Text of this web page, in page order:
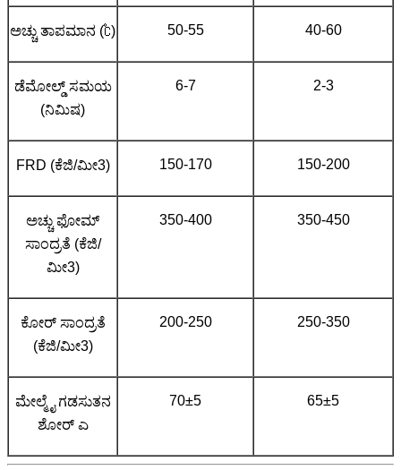
ಅಚ್ಚು ತಾಪಮಾನ (℃) 50-55 40-60
ಡೆಮೋಲ್ಡ್ ಸಮಯ
(ನಿಮಿಷ)
6-7 2-3
FRD (ಕೆಜಿ/ಮೀ3) 150-170 150-200
ಅಚ್ಚು ಫೋಮ್
ಸಾಂದ್ರತೆ (ಕೆಜಿ/
ಮೀ3)
350-400 350-450
ಕೋರ್ ಸಾಂದ್ರತೆ
(ಕೆಜಿ/ಮೀ3)
200-250 250-350
ಮೇಲ್ಮೈ ಗಡಸುತನ
ಶೋರ್ ಎ
70±5 65±5